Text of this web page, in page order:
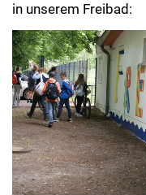
in unserem Freibad: